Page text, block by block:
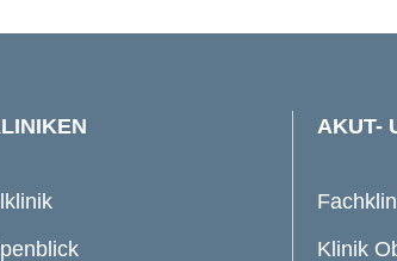
AKUT-
Klinik